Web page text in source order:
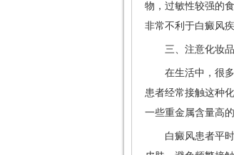
物，过敏性较强的
非常不利于白癜风疾
三、注意化妆品
在生活中，很多
患者经常接触这种
一些重金属含量高
白癜风患者平时